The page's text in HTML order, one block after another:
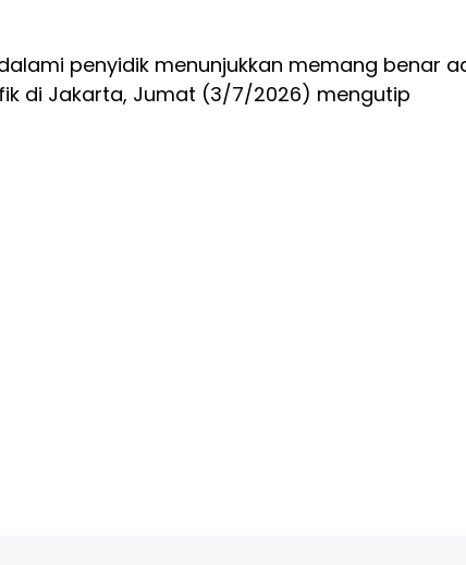
penyidik menunjukkan memang benar
di Jakarta, Jumat (3/7/2026) mengutip